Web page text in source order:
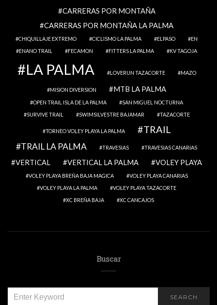
CARRERAS POR MONTAÑA
CARRERAS POR MONTAÑA LA PALMA
CHIQUILLAJE EXTREMO CICLISMO LA PALMA ELPASO
EN
ENANO TRAIL
FECAMON FITTERS LA PALMA KV TAGOJA
LA PALMA LOVERUN TAZACORTE MAZO
MISION DIVERSION MTB LA PALMA
OPEN TRAIL ISLA DE LA PALMA
SAN MIGUEL NOCTURNA
SURVIVE TRAIL
SWIMSILVESTRE BAJAMAR TAZACORTE
TORNEO VOLEY PLAYA LA PALMA TRAIL
TRAIL LA PALMA TRAVESIAS TRAVESIAS CANARIAS
VERTICAL VERTICAL LA PALMA VOLEY PLAYA
VOLEY PLAYA BREÑA BAJA MAGICA
VOLEY PLAYA CANARIAS
VOLEY PLAYA LA PALMA
VOLEY PLAYA TAZACORTE
XC BREÑA BAJA
XC CANCAJOS
Buscar
FOR:
SEARCH